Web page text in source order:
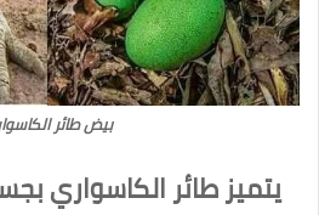
بيض طائر
يتميز طائر الكاسواري